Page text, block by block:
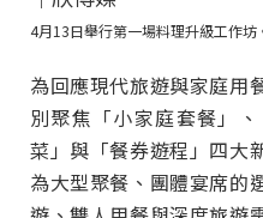
4月13日舉行第一場料理升級工作坊
為回應現代旅遊與家庭用
別聚焦「小家庭套餐」
菜」與「餐券遊程」四大
為大型聚餐、團體宴席的